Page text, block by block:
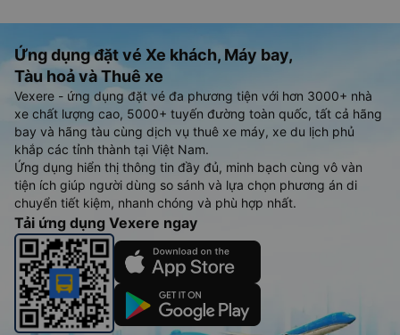
Ứng dụng đặt vé Xe khách, Máy bay,
Tàu hoả và Thuê xe
Vexere - ứng dụng đặt vé đa phương tiện với hơn 3000+ nhà
xe chất lượng cao, 5000+ tuyến đường toàn quốc, tất cả hãng
bay và hãng tàu cùng dịch vụ thuê xe máy, xe du lịch phủ
khắp các tỉnh thành tại Việt Nam.
Ứng dụng hiển thị thông tin đầy đủ, minh bạch cùng vô vàn
tiện ích giúp người dùng so sánh và lựa chọn phương án di
chuyển tiết kiệm, nhanh chóng và phù hợp nhất.
Tải ứng dụng Vexere ngay